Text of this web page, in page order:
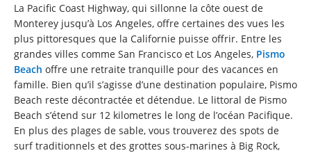
La Pacific Coast Highway, qui sillonne la côte ouest de
Monterey jusqu’à Los Angeles, offre certaines des vues les
plus pittoresques que la Californie puisse offrir. Entre les
grandes villes comme San Francisco et Los Angeles, Pismo
Beach offre une retraite tranquille pour des vacances en
famille. Bien qu’il s’agisse d’une destination populaire, Pismo
Beach reste décontractée et détendue. Le littoral de Pismo
Beach s’étend sur 12 kilometres le long de l’océan Pacifique.
En plus des plages de sable, vous trouverez des spots de
surf traditionnels et des grottes sous-marines à Big Rock,